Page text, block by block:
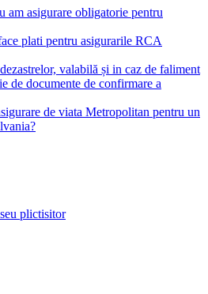
am asigurare obligatorie pentru
plati pentru asigurarile RCA
valabilă și in caz de faliment
de documente de confirmare a
de viata Metropolitan pentru un
plictisitor